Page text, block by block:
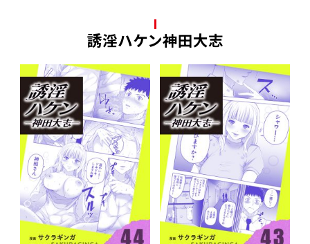
誘淫ハケン神田大志